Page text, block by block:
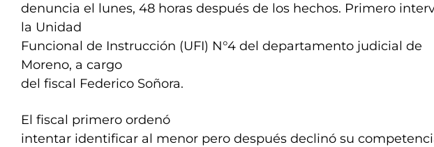
denuncia el lunes, 48 horas después de los hechos. Primero
la Unidad
Funcional de Instrucción (UFI) N°4 del departamento judicial de
Moreno, a cargo
del fiscal Federico Soñora.
El fiscal primero ordenó
intentar identificar al menor pero después declinó su